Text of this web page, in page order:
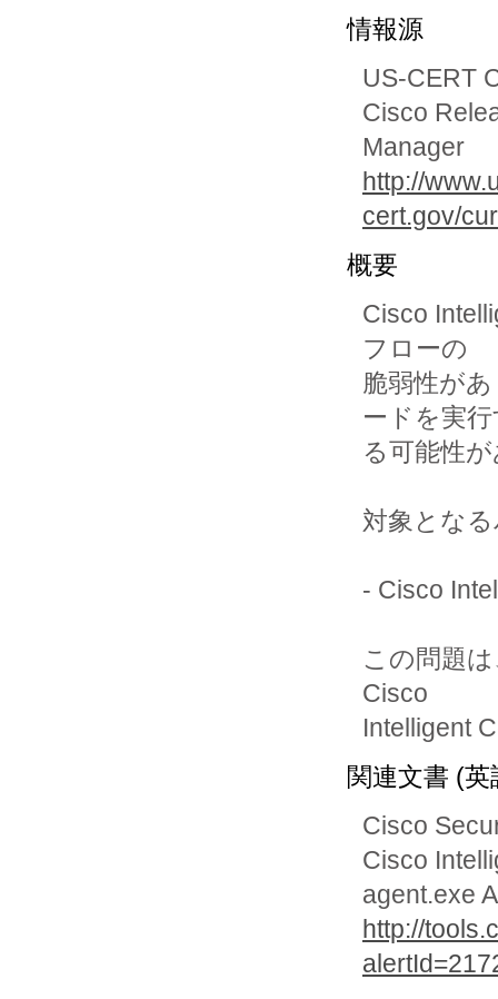
情報源
US-CERT
Cisco
Manager
http://
cert.gov/
概要
Cisco
フローの
脆弱性が
ードを実
る可能性
対象とな
- Cisco
この問題
Cisco
Intelligent
関連文書 (英
Cisco
Cisco
agent.exe
http://